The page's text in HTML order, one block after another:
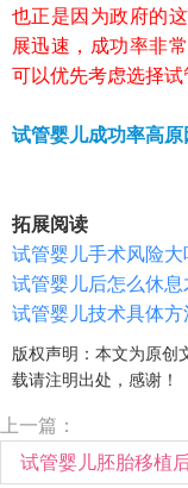
也正是因为政府的
展迅速，成功率非
可以优先考虑选择试
试管婴儿成功率高原
拓展阅读
试管婴儿手术风险大
试管婴儿后怎么休息
试管婴儿技术具体方
版权声明：本文为原创
载请注明出处，感谢！
上一篇：
试管婴儿胚胎移植